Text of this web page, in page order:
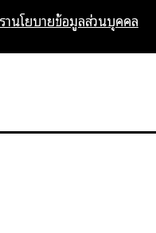
านโยบายข้อมูลส่วนบุคคล